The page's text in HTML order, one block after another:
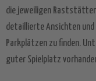
die jeweiligen
detaillierte Ansichten
Parkplätzen zu finden.
guter Spielplatz